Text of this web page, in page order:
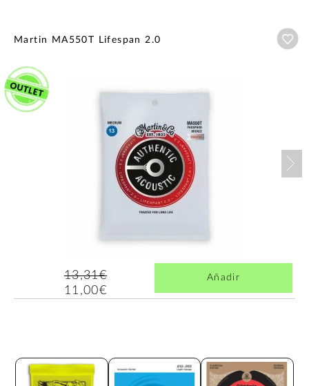
Martin MA550T Lifespan 2.0
13,31€
11,00€
Añadir